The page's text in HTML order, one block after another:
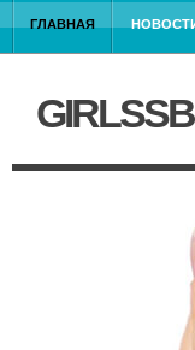
ГЛАВНАЯ